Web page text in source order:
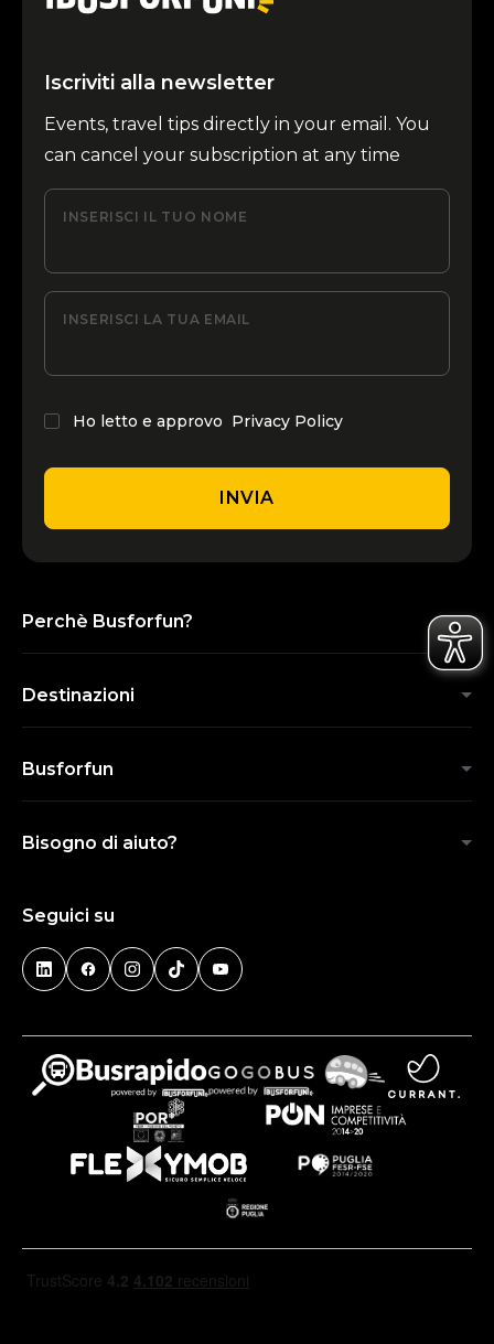
Iscriviti alla newsletter
Events, travel tips directly in your email. You
can cancel your subscription at any time
INSERISCI IL TUO NOME
INSERISCI LA TUA EMAIL
Ho letto e approvo Privacy Policy
INVIA
Perchè Busforfun?
Destinazioni
Busforfun
Bisogno di aiuto?
Seguici su